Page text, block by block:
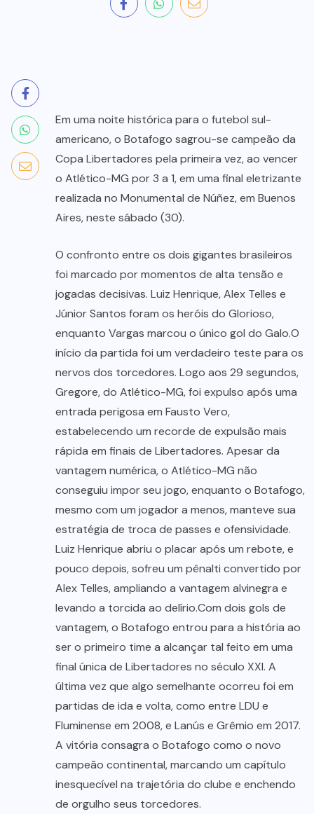
Em uma noite histórica para o futebol sul-
americano, o Botafogo sagrou-se campeão da
Copa Libertadores pela primeira vez, ao vencer
o Atlético-MG por 3 a 1, em uma final eletrizante
realizada no Monumental de Núñez, em Buenos
Aires, neste sábado (30).
O confronto entre os dois gigantes brasileiros
foi marcado por momentos de alta tensão e
jogadas decisivas. Luiz Henrique, Alex Telles e
Júnior Santos foram os heróis do Glorioso,
enquanto Vargas marcou o único gol do Galo.O
início da partida foi um verdadeiro teste para os
nervos dos torcedores. Logo aos 29 segundos,
Gregore, do Atlético-MG, foi expulso após uma
entrada perigosa em Fausto Vero,
estabelecendo um recorde de expulsão mais
rápida em finais de Libertadores. Apesar da
vantagem numérica, o Atlético-MG não
conseguiu impor seu jogo, enquanto o Botafogo,
mesmo com um jogador a menos, manteve sua
estratégia de troca de passes e ofensividade.
Luiz Henrique abriu o placar após um rebote, e
pouco depois, sofreu um pênalti convertido por
Alex Telles, ampliando a vantagem alvinegra e
levando a torcida ao delírio.Com dois gols de
vantagem, o Botafogo entrou para a história ao
ser o primeiro time a alcançar tal feito em uma
final única de Libertadores no século XXI. A
última vez que algo semelhante ocorreu foi em
partidas de ida e volta, como entre LDU e
Fluminense em 2008, e Lanús e Grêmio em 2017.
A vitória consagra o Botafogo como o novo
campeão continental, marcando um capítulo
inesquecível na trajetória do clube e enchendo
de orgulho seus torcedores.